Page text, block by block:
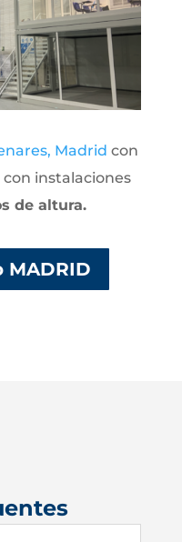
Madrid con
con instalaciones
de altura.
MADRID